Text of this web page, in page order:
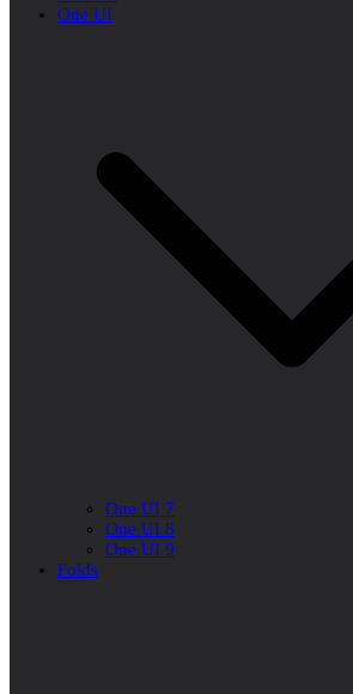
One UI
One UI 7
One UI 8
One UI 9
Folds